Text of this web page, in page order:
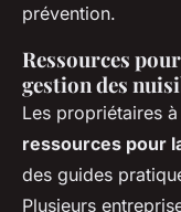
prévention.
Ressources
gestion des
Les propriétaires
ressources pour
des guides
Plusieurs